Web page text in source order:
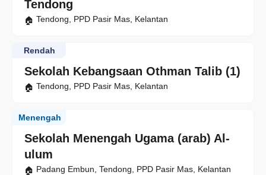
Tendong
Tendong, PPD Pasir Mas, Kelantan
Sekolah Kebangsaan Othman Talib (1)
Rendah
Tendong, PPD Pasir Mas, Kelantan
Sekolah Menengah Ugama (arab) Al-
ulum
Menengah
Padang Embun, Tendong, PPD Pasir Mas, Kelantan